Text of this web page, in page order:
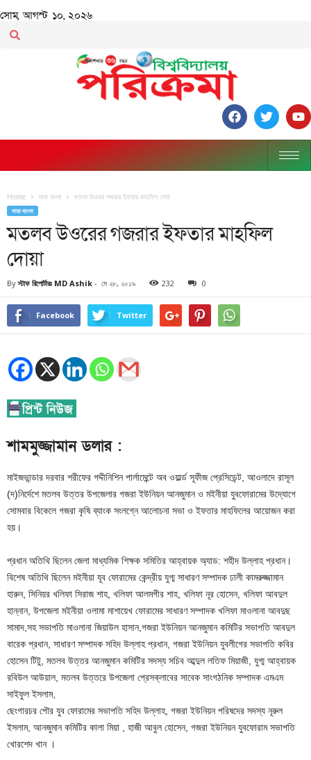
সোম, আগস্ট ১০, ২০২৬
Home সারা বাংলা মতলব উওরের গজরার ইফতার মাহফিল দোয়া
সারা বাংলা
মতলব উওরের গজরার ইফতার মাহফিল
দোয়া
By স্টাফ রিপোর্টারঃ MD Ashik - মে ২৮, ২০১৯ 232 0
Facebook Twitter
শামমুজ্জামান ডলার :
মাইজভান্ডার দরবার শরীফের গদ্দীনিশিন পার্লামেন্টে অব ওয়ার্ল্ড সূফীজ প্রেসিডেন্ট, আওলাদে রাসূল
(দ)নির্দেশে মতলব উত্তর উপজেলার গজরা ইউনিয়ন আনজুমান ও মইনীয়া যুবফোরামের উদ্যোগে
সোমবার বিকেলে গজরা কৃষি ব্যাংক সংলগ্নে আলোচনা সভা ও ইফতার মাহফিলের আয়োজন করা
হয়।
প্রধান অতিথি ছিলেন জেলা মাধ্যমিক শিক্ষক সমিতির আহ্বায়ক অ্যাড: শহীদ উল্লাহ প্রধান।
বিশেষ অতিথি ছিলেন মইনীয়া যূব ফোরামের কেন্দ্রীয় যুগ্ম সাধারণ সম্পাদক ঢালী কামরুজ্জামান
হারুন, সিনিয়র খলিফা সিরাজ শাহ, খলিফা আলমগীর শাহ, খলিফা নূর হোসেন, খলিফা আবদুল
হান্নান, উপজেলা মইনীয়া ওলামা মাশায়েখ ফোরামের সাধারণ সম্পাদক খলিফা মাওলানা আবদুছ
সামাদ,সহ সভাপতি মাওলানা জিয়াউল হাসান,গজরা ইউনিয়ন আনজুমান কমিটির সভাপতি আবদুল
বারেক প্রধান, সাধারণ সম্পাদক সহিদ উল্লাহ প্রধান, গজরা ইউনিয়ন যুবলীগের সভাপতি কবির
হোসেন টিটু, মতলব উত্তর আনজুমান কমিটির সদস্য সচিব আব্দুল লতিফ মিয়াজী, যুগ্ম আহ্বায়ক
রবিউল আউয়াল, মতলব উত্তরে উপজেলা প্রেসক্লাবের সাবেক সাংগঠনিক সম্পাদক এমএম
সাইফুল ইসলাম,
ছেংগারচর পৌর যুব ফোরামের সভাপতি সহিদ উল্লাহ, গজরা ইউনিয়ন পরিষদের সদস্য নূরুল
ইসলাম, আনজুমান কমিটির কালা মিয়া , হাজী আবুল হোসেন, গজরা ইউনিয়ন যুবফোরাম সভাপতি
খোরশেদ খান ।